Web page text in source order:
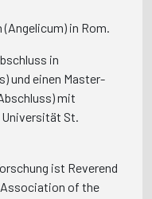
in Rom.
in
und einen Master-
mit
Universität St.
ist Reverend
of the